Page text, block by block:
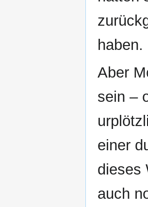
haben.
Aber
sein –
einer
dieses
auch